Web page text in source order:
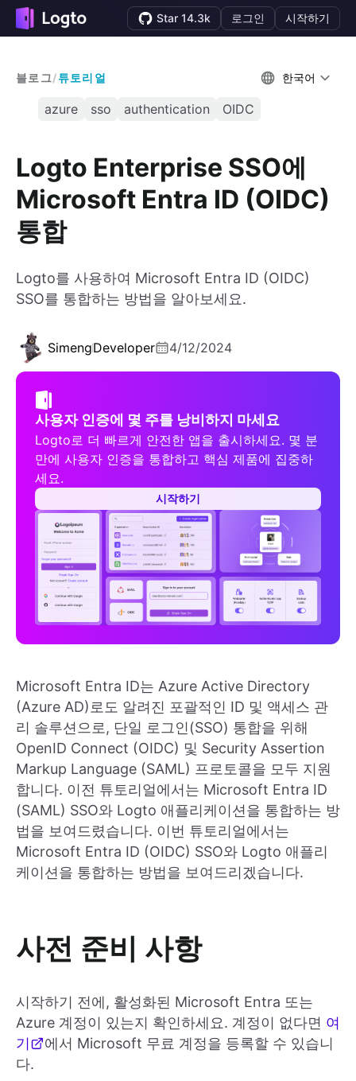
Star 14.3k 로그인 시작하기
블로그/튜토리얼 한국어
azure sso authentication OIDC
Logto Enterprise SSO에
Microsoft Entra ID (OIDC)
통합
Logto를 사용하여 Microsoft Entra ID (OIDC)
SSO를 통합하는 방법을 알아보세요.
SimengDeveloper 4/12/2024
사용자 인증에 몇 주를 낭비하지 마세요
Logto로 더 빠르게 안전한 앱을 출시하세요. 몇 분
만에 사용자 인증을 통합하고 핵심 제품에 집중하
세요.
시작하기
Microsoft Entra ID는 Azure Active Directory
(Azure AD)로도 알려진 포괄적인 ID 및 액세스 관
리 솔루션으로, 단일 로그인(SSO) 통합을 위해
OpenID Connect (OIDC) 및 Security Assertion
Markup Language (SAML) 프로토콜을 모두 지원
합니다. 이전 튜토리얼에서는 Microsoft Entra ID
(SAML) SSO와 Logto 애플리케이션을 통합하는 방
법을 보여드렸습니다. 이번 튜토리얼에서는
Microsoft Entra ID (OIDC) SSO와 Logto 애플리
케이션을 통합하는 방법을 보여드리겠습니다.
사전 준비 사항
시작하기 전에, 활성화된 Microsoft Entra 또는
Azure 계정이 있는지 확인하세요. 계정이 없다면 여
기
에서 Microsoft 무료 계정을 등록할 수 있습니
다.